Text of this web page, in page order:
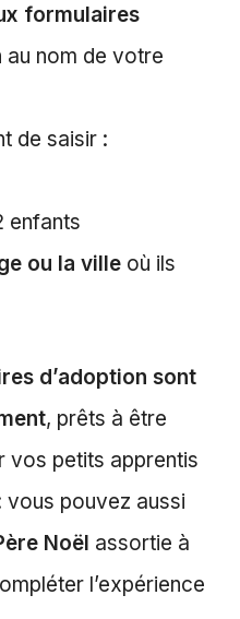
formulaires
au nom de votre
de saisir :
enfants
ou la ville où ils
d’adoption sont
, prêts à être
vos petits apprentis
vous pouvez aussi
Noël assortie à
l’expérience